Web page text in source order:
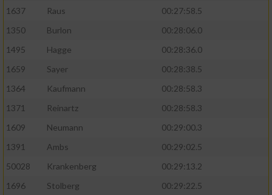
1637
Raus
00:27:58.5
1350
Burlon
00:28:06.0
1495
Hagge
00:28:36.0
1659
Sayer
00:28:38.5
1364
Kaufmann
00:28:58.3
1371
Reinartz
00:28:58.3
1609
Neumann
00:29:00.3
1391
Ambs
00:29:02.5
50028
Krankenberg
00:29:13.2
1696
Stolberg
00:29:22.5